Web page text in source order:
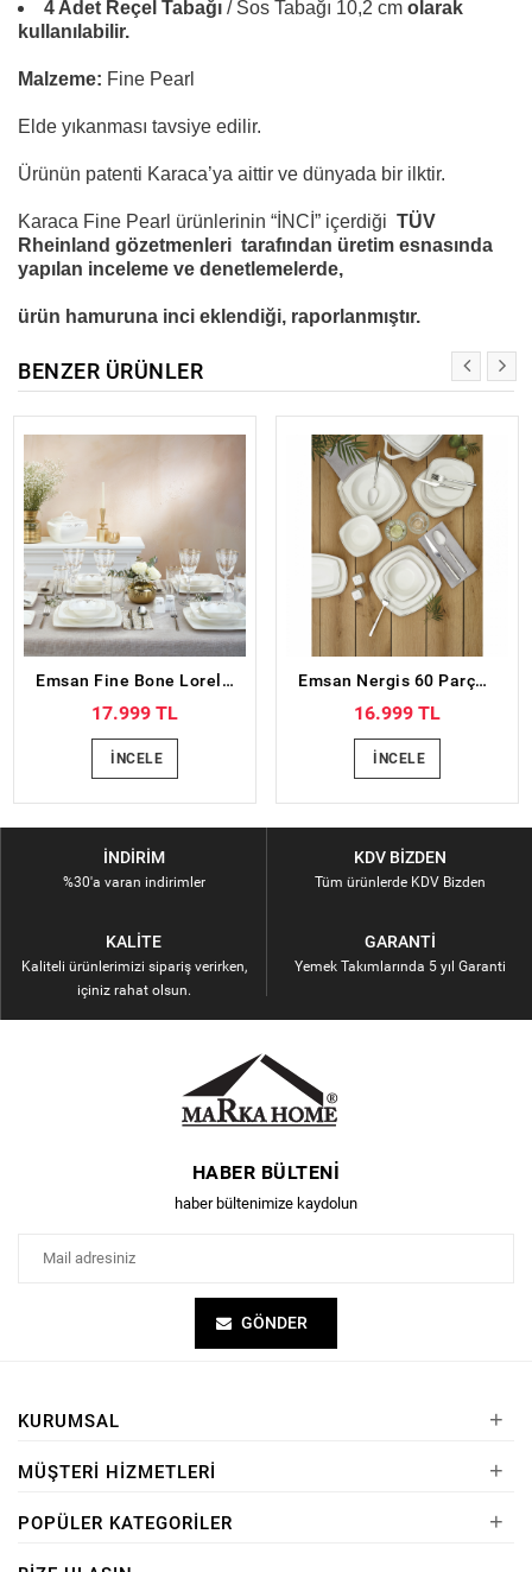
4 Adet Reçel Tabağı / Sos Tabağı 10,2 cm olarak
kullanılabilir.
Malzeme: Fine Pearl
Elde yıkanması tavsiye edilir.
Ürünün patenti Karaca’ya aittir ve dünyada bir ilktir.
Karaca Fine Pearl ürünlerinin “İNCİ” içerdiği TÜV
Rheinland gözetmenleri tarafından üretim esnasında
yapılan inceleme ve denetlemelerde,
ürün hamuruna inci eklendiği, raporlanmıştır.
BENZER ÜRÜNLER
Emsan Fine Bone Lorella Gold 61 Parça 12 Kişilik Yemek Takımı
17.999 TL
İNCELE
Emsan Nergis 60 Parça 12 Kişilik Porselen Yemek Takımı
16.999 TL
İNCELE
İNDIRIM
%30'a varan indirimler
KDV BIZDEN
Tüm ürünlerde KDV Bizden
KALITE
Kaliteli ürünlerimizi sipariş verirken,
içiniz rahat olsun.
GARANTI
Yemek Takımlarında 5 yıl Garanti
HABER BÜLTENI
haber bültenimize kaydolun
GÖNDER
KURUMSAL +
MÜŞTERI HIZMETLERI +
POPÜLER KATEGORILER +